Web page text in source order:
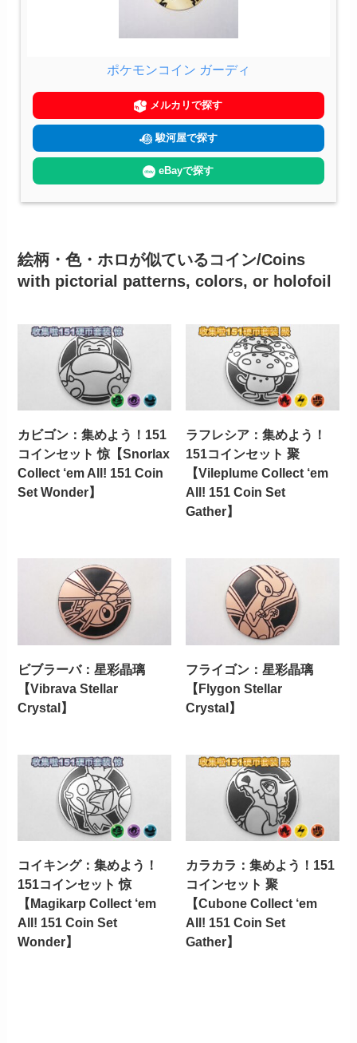
ポケモンコイン ガーディ
メルカリで探す
駿河屋で探す
eBayで探す
絵柄・色・ホロが似ているコイン/Coins
with pictorial patterns, colors, or holofoil
カビゴン：集めよう！151
コインセット 惊【Snorlax
Collect ‘em All! 151 Coin
Set Wonder】
ラフレシア：集めよう！
151コインセット 聚
【Vileplume Collect ‘em
All! 151 Coin Set
Gather】
ビブラーバ：星彩晶璃
【Vibrava Stellar
Crystal】
フライゴン：星彩晶璃
【Flygon Stellar
Crystal】
コイキング：集めよう！
151コインセット 惊
【Magikarp Collect ‘em
All! 151 Coin Set
Wonder】
カラカラ：集めよう！151
コインセット 聚
【Cubone Collect ‘em
All! 151 Coin Set
Gather】